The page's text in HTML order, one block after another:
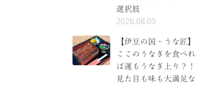
選択肢
2026.08.03
【伊豆の国・うな匠】
ここのうなぎを食べれ
ば運もうなぎ上り？！
見た目も味も大満足な